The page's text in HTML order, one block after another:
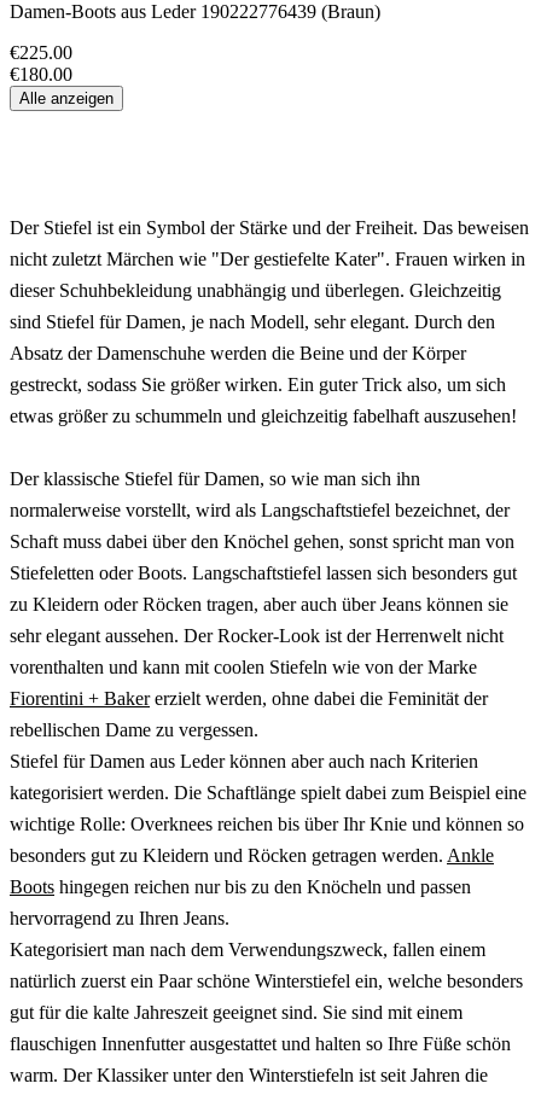
Damen-Boots aus Leder 190222776439 (Braun)
€225.00
€180.00
Alle anzeigen
Der Stiefel ist ein Symbol der Stärke und der Freiheit. Das beweisen
nicht zuletzt Märchen wie "Der gestiefelte Kater". Frauen wirken in
dieser Schuhbekleidung unabhängig und überlegen. Gleichzeitig
sind Stiefel für Damen, je nach Modell, sehr elegant. Durch den
Absatz der Damenschuhe werden die Beine und der Körper
gestreckt, sodass Sie größer wirken. Ein guter Trick also, um sich
etwas größer zu schummeln und gleichzeitig fabelhaft auszusehen!
Der klassische Stiefel für Damen, so wie man sich ihn
normalerweise vorstellt, wird als Langschaftstiefel bezeichnet, der
Schaft muss dabei über den Knöchel gehen, sonst spricht man von
Stiefeletten oder Boots. Langschaftstiefel lassen sich besonders gut
zu Kleidern oder Röcken tragen, aber auch über Jeans können sie
sehr elegant aussehen. Der Rocker-Look ist der Herrenwelt nicht
vorenthalten und kann mit coolen Stiefeln wie von der Marke
Fiorentini + Bakererzielt werden, ohne dabei die Feminität der
rebellischen Dame zu vergessen.
Stiefel für Damen aus Leder können aber auch nach Kriterien
kategorisiert werden. Die Schaftlänge spielt dabei zum Beispiel eine
wichtige Rolle: Overknees reichen bis über Ihr Knie und können so
besonders gut zu Kleidern und Röcken getragen werden. Ankle
Boots hingegen reichen nur bis zu den Knöcheln und passen
hervorragend zu Ihren Jeans.
Kategorisiert man nach dem Verwendungszweck, fallen einem
natürlich zuerst ein Paar schöne Winterstiefel ein, welche besonders
gut für die kalte Jahreszeit geeignet sind. Sie sind mit einem
flauschigen Innenfutter ausgestattet und halten so Ihre Füße schön
warm. Der Klassiker unter den Winterstiefeln ist seit Jahren die